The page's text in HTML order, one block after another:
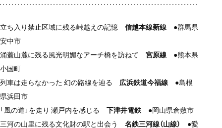
立ち入り禁止区域に残る峠越えの記憶 信越本線新線 ●群馬県
安中市
涌蓋山麓に残る風光明媚なアーチ橋を訪ねて 宮原線 ●熊本県
小国町
列車は走らなかった 幻の路線を辿る 広浜鉄道今福線 ●島根
県浜田市
「風の道」を走り 瀬戸内を感じる 下津井電鉄 ●岡山県倉敷市
三河の山里に残る文化財の駅と出会う 名鉄三河線（山線） ●愛